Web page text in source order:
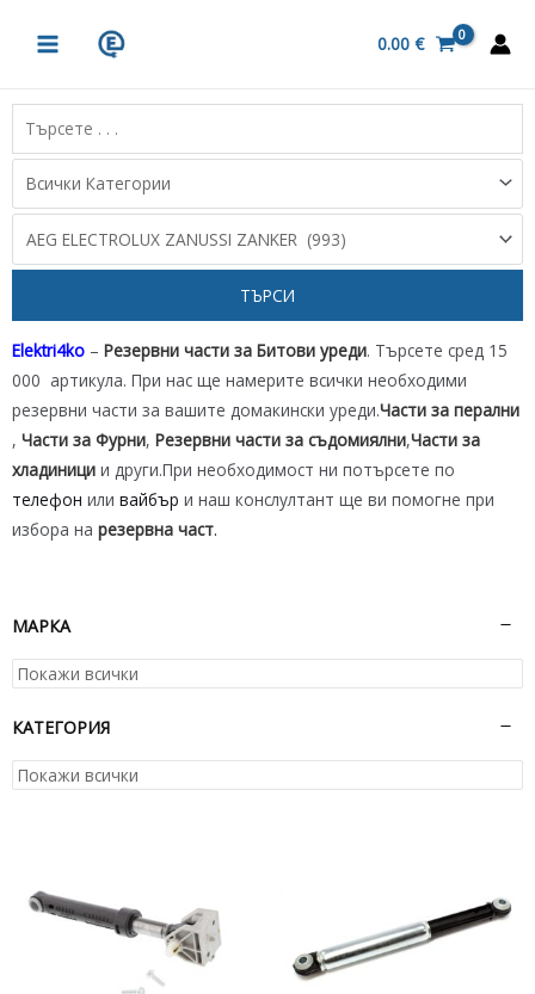
MENU
0.00 €
Elektri4ko – Резервни части за Битови уреди. Търсете сред 15
000 артикула. При нас ще намерите всички необходими
резервни части за вашите домакински уреди.Части за перални
, Части за Фурни, Резервни части за съдомиялни,Части за
хладиници и други.При необходимост ни потърсете по
телефон или вайбър и наш конслултант ще ви помогне при
избора на резервна част.
МАРКА
КАТЕГОРИЯ